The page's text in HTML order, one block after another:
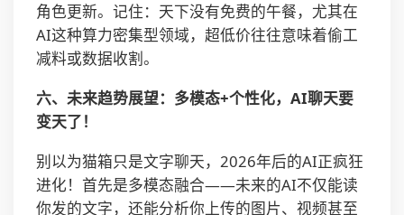
角色更新。记住：天下没有免费的午餐，尤其在
AI这种算力密集型领域，超低价往往意味着偷工
减料或数据收割。
六、未来趋势展望：多模态+个性化，AI聊天要
变天了！
别以为猫箱只是文字聊天，2026年后的AI正疯狂
进化！首先是多模态融合——未来的AI不仅能读
你发的文字，还能分析你上传的图片、视频甚至